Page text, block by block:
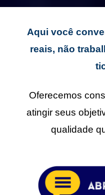
Aqui você
reais, não
Oferecemos
atingir seus
qualidade